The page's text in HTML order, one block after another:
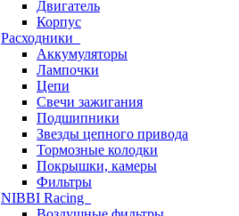
Двигатель
Корпус
Расходники
Аккумуляторы
Лампочки
Цепи
Свечи зажигания
Подшипники
Звезды цепного привода
Тормозные колодки
Покрышки, камеры
Фильтры
NIBBI Racing